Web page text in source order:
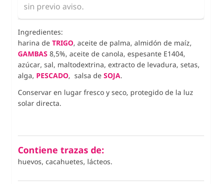
sin previo aviso.
Ingredientes:
harina de TRIGO, aceite de palma, almidón de maíz,
GAMBAS 8,5%, aceite de canola, espesante E1404,
azúcar, sal, maltodextrina, extracto de levadura, setas,
alga, PESCADO, salsa de SOJA.
Conservar en lugar fresco y seco, protegido de la luz
solar directa.
Contiene trazas de:
huevos, cacahuetes, lácteos.